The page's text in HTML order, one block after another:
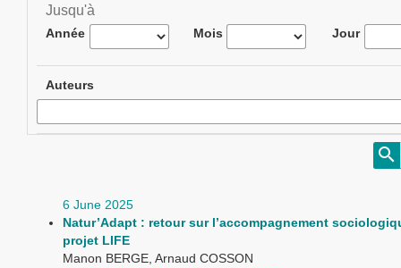
Jusqu'à
Année Mois Jour
Auteurs
6 June 2025
Natur’Adapt : retour sur l’accompagnement
projet LIFE
Manon BERGE, Arnaud COSSON